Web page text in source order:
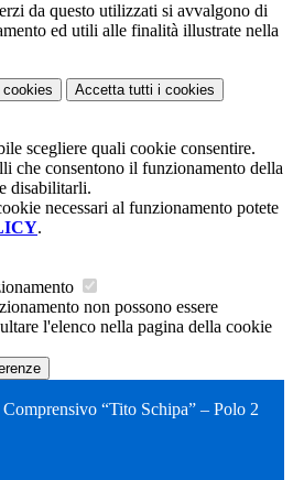
da questo utilizzati si avvalgono di
ed utili alle finalità illustrate nella
cookies Accetta tutti i cookies
scegliere quali cookie consentire.
che consentono il funzionamento della
disabilitarli.
necessari al funzionamento potete
.
non possono essere
l'elenco nella pagina della cookie
“Tito Schipa” – Polo 2